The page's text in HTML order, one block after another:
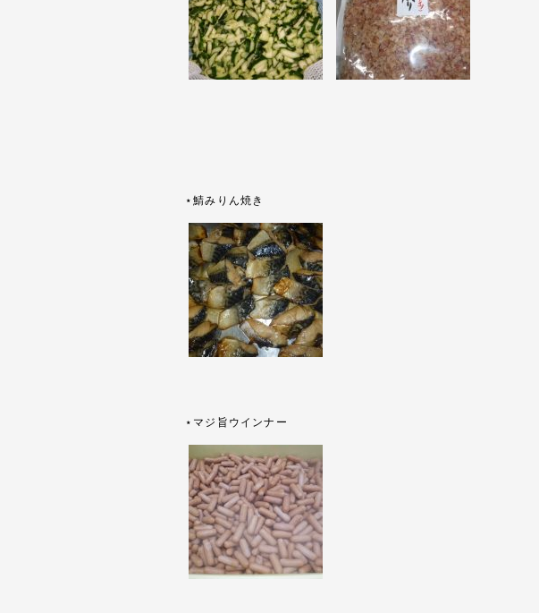
⋆鯖みりん焼き
⋆マジ旨ウインナー